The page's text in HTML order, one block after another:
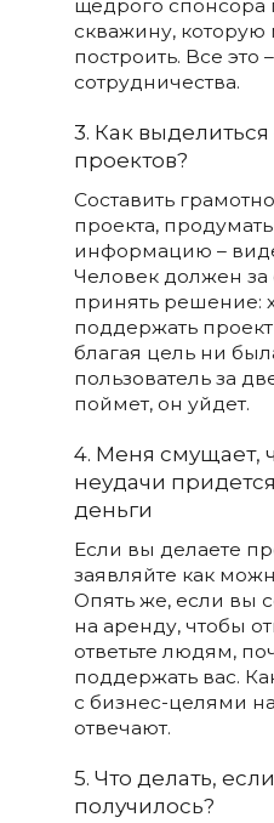
щедрого спонсора
скважину, которую
построить. Все это
сотрудничества.
3. Как
проектов?
Составить
проекта,
информацию –
Человек должен за
принять решение:
поддержать
благая цель ни
пользователь за
поймет, он уйдет.
4. Меня смущает,
неудачи
деньги
Если вы делаете
заявляйте как
Опять же, если вы
на аренду, чтобы
ответьте людям,
поддержать вас.
с бизнес-целями
отвечают.
5. Что делать,
получилось?